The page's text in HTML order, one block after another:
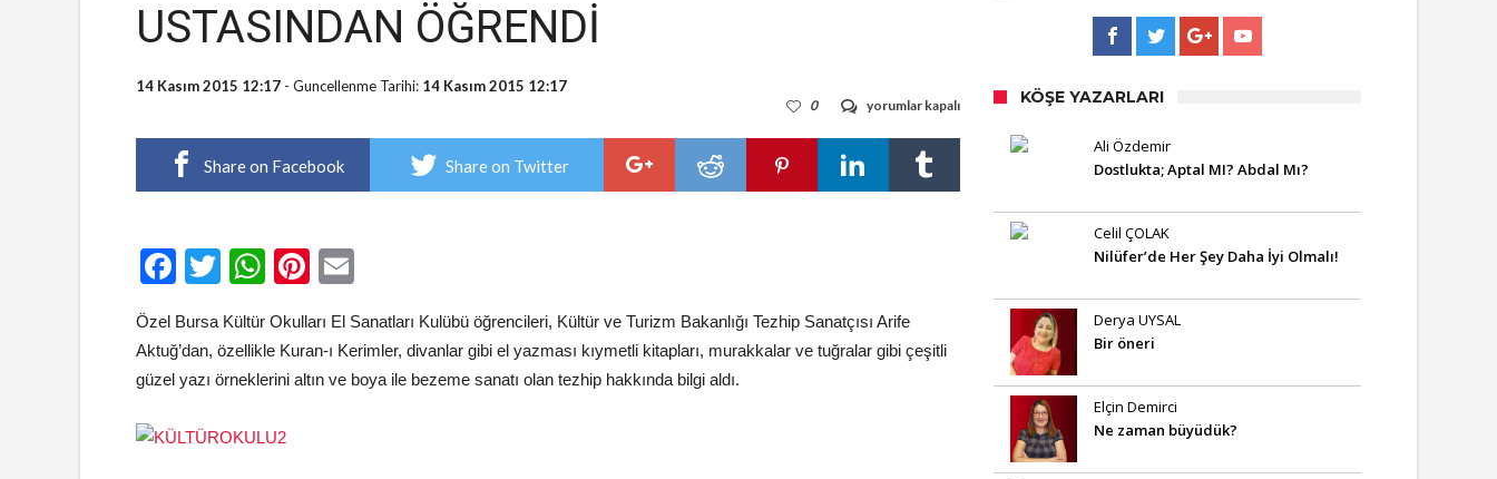
USTASINDAN ÖĞRENDİ
14 Kasım 2015 12:17 - Guncellenme Tarihi: 14 Kasım 2015 12:17
ÖĞRENCİLER,
SANATINI
USTASINDAN
ÖĞRENDİ
için
yorumlar kapalı
0
Share on Facebook Share on Twitter
Facebook
TwitterWhatsApp
Pinterest
Özel Bursa Kültür Okulları El Sanatları Kulübü öğrencileri, Kültür ve Turizm Bakanlığı Tezhip Sanatçısı Arife
Aktuğ’dan, özellikle Kuran-ı Kerimler, divanlar gibi el yazması kıymetli kitapları, murakkalar ve tuğralar gibi çeşitli
güzel yazı örneklerini altın ve boya ile bezeme sanatı olan tezhip hakkında bilgi aldı.
KÖŞE YAZARLARI
Ali Özdemir
Dostlukta; Aptal MI? Abdal Mı?
Celil ÇOLAK
Nilüfer’de Her Şey Daha İyi Olmalı!
Derya UYSAL
Bir öneri
Elçin Demirci
Ne zaman büyüdük?